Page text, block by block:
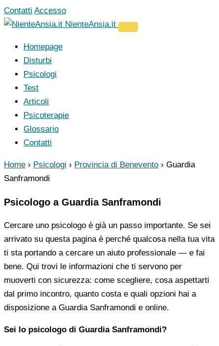
Vai
al
Contatti Accesso
NienteAnsia.it
Homepage
Disturbi
Psicologi
Test
Articoli
Psicoterapie
Glossario
Contatti
Home › Psicologi › Provincia di Benevento › Guardia
Sanframondi
Psicologo a Guardia Sanframondi
Cercare uno psicologo è già un passo importante. Se sei
arrivato su questa pagina è perché qualcosa nella tua vita
ti sta portando a cercare un aiuto professionale — e fai
bene. Qui trovi le informazioni che ti servono per
muoverti con sicurezza: come scegliere, cosa aspettarti
dal primo incontro, quanto costa e quali opzioni hai a
disposizione a Guardia Sanframondi e online.
Sei lo psicologo di Guardia Sanframondi?